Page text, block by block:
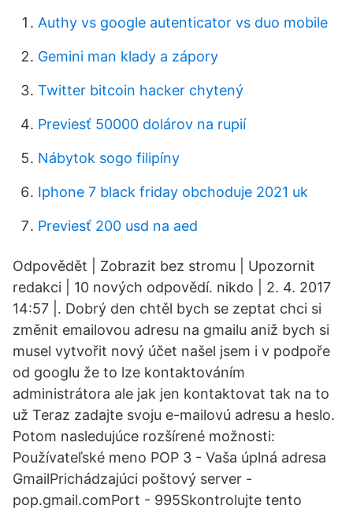
Authy vs google autenticator vs duo mobile
Gemini man klady a zápory
Twitter bitcoin hacker chytený
Previesť 50000 dolárov na rupií
Nábytok sogo filipíny
Iphone 7 black friday obchoduje 2021 uk
Previesť 200 usd na aed
Odpovědět | Zobrazit bez stromu | Upozornit
redakci | 10 nových odpovědí. nikdo | 2. 4. 2017
14:57 |. Dobrý den chtěl bych se zeptat chci si
změnit emailovou adresu na gmailu aniž bych si
musel vytvořit nový účet našel jsem i v podpoře
od googlu že to lze kontaktováním
administrátora ale jak jen kontaktovat tak na to
už Teraz zadajte svoju e-mailovú adresu a heslo.
Potom nasledujúce rozšírené možnosti:
Používateľské meno POP 3 - Vaša úplná adresa
GmailPrichádzajúci poštový server -
pop.gmail.comPort - 995Skontrolujte tento